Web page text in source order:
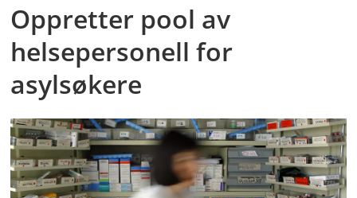
Oppretter pool av
helsepersonell for
asylsøkere